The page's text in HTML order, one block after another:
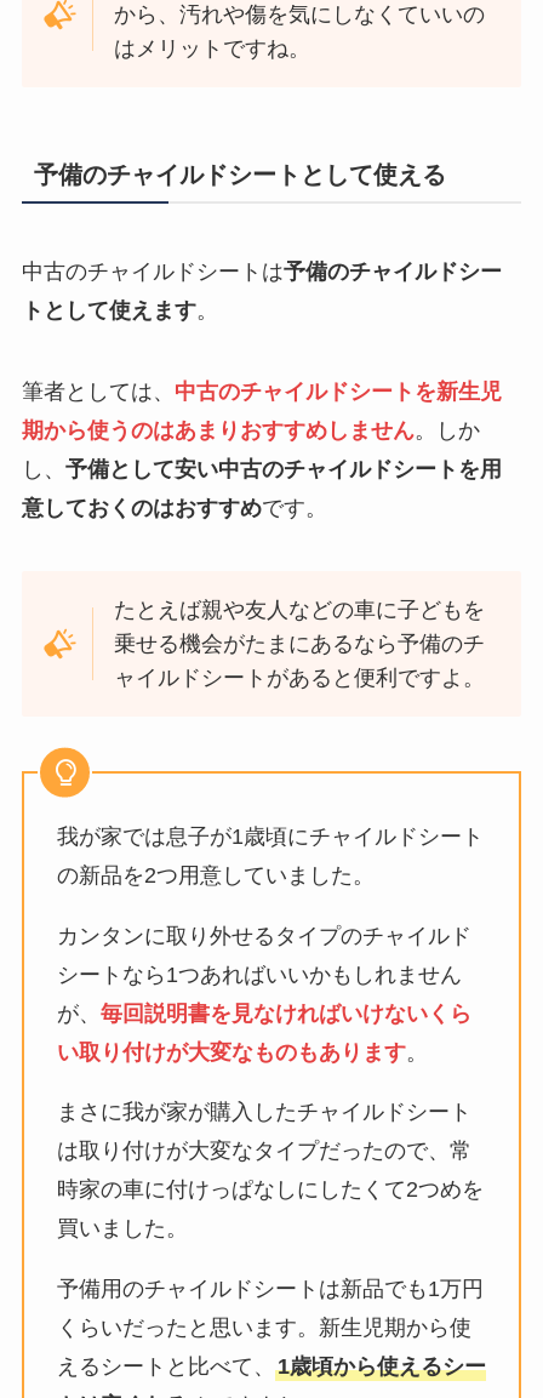
から、汚れや傷を気にしなくていいの
はメリットですね。
予備のチャイルドシートとして使える
中古のチャイルドシートは予備のチャイルドシー
トとして使えます。
筆者としては、 中古のチャイルドシートを新生児
期から使うのはあまりおすすめしません。しか
し、 予備として安い中古のチャイルドシートを用
意しておくのはおすすめです。
たとえば親や友人などの車に子どもを
乗せる機会がたまにあるなら予備のチ
ャイルドシートがあると便利ですよ。
我が家では息子が1歳頃にチャイルドシート
の新品を2つ用意していました。
カンタンに取り外せるタイプのチャイルド
シートなら1つあればいいかもしれません
が、 毎回説明書を見なければいけないくら
い取り付けが大変なものもあります。
まさに我が家が購入したチャイルドシート
は取り付けが大変なタイプだったので、常
時家の車に付けっぱなしにしたくて2つめを
買いました。
予備用のチャイルドシートは新品でも1万円
くらいだったと思います。新生児期から使
えるシートと比べて、 1歳頃から使えるシー